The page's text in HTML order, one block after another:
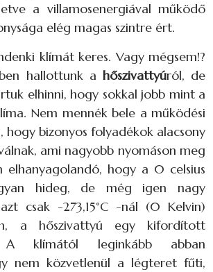
a villamosenergiával működő
elég magas szintre ért.
klímát keres. Vagy mégsem!?
hallottunk a hőszivattyúról, de
elhinni, hogy sokkal jobb mint a
Nem mennék bele a működési
hogy bizonyos folyadékok alacsony
ami nagyobb nyomáson meg
elhanyagolandó, hogy a 0 celsius
hideg, de még igen nagy
csak -273,15°C -nál (0 Kelvin)
a hőszivattyú egy kifordított
A klímától leginkább abban
nem közvetlenül a légteret fűti,